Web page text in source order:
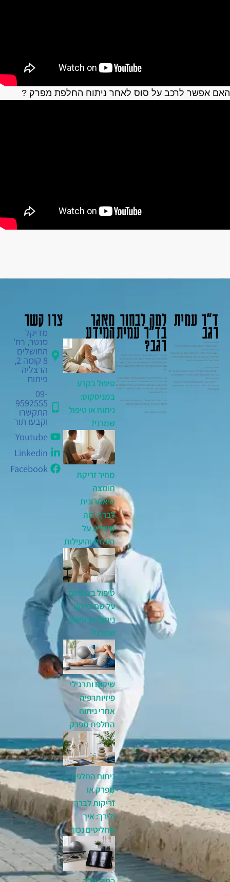
האם אפשר לרכב על סוס לאחר ניתוח החלפת מפרק ?
ד"ר עמית
רגב
בתחום מומחיותו:
– ניתוחי החלפת פרקים ראשונית וכן החלפות חוזרות
(רוויזיות) של תותבות.
– מבצע ניתוחי החלפת ברך והחלפת מפרק ירך בבית חולים
מאיר בכפר סבא, במדיקל סנטר בהרצליה (למבוטחי כללית
מושלם, קופ"ח לאומית וחברות הביטוח).
מטופלים מספרים:
– רוצה לפרגן ולומר תודה לד"ר עמית רגב על הניתוח שידי זהב
עשו אותו ושאתה רופא אנושי ומצויין. מי יתן וירבו רופאים
כמותך בישראל !
– ד"ר עמית רגב, תודה על הטיפול המסור. היחס האכפתי
שנתת לי, והכי חשוב תודה שבזכותך אוכל לחזור ולתפקד
באופן נורמלי !
למה לבחור
בד"ר עמית
רגב?
ד"ר עמית רגב, אורטופד מומחה בהרצליה, בעל ניסיון של
למעלה משני עשורים של ניסיון בכירורגיה אורתופדית, עם
התמחות מיוחדת בהחלפת מפרקים. את ניסיונו המקצועי רכש
בעבודתו כמומחה בכיר ביחידה להחלפת מפרקים בבית החולים
מאיר.
ד"ר רגב השלים התמחות-על בתחום החלפת מפרקים בקנדה,
לצד השתלמויות מתקדמות בגרמניה ובאוסטריה. מלבד הליכים
כירורגיים, הוא מציע מגוון פתרונות לא ניתוחיים לטיפול בכאבי
מפרקים, מתוך גישה הוליסטית שמטרתה להתאים לכל מטופל
את הפתרון הטוב ביותר.
ד"ר רגב דוגל ביחס אישי ולבבי, ומתאים את הטיפול על פי
ההיסטוריה הרפואית, אורח החיים והעדפות המטופל.
אל תדחו את הטיפול בכאב.
מאגר
המידע
טיפול בקרע
במניסקוס:
ניתוח או טיפול
שמרני?
מחיר זריקת
חומצה
היאלורונית
לברך: מה
משפיע על
העלות והיעילות
טיפול בציסטה
על שם בייקר:
ניתוח או טיפול
שמרני?
שיקום ותרגילי
פיזיותרפיה
אחרי ניתוח
החלפת מפרק
ניתוח החלפת
מפרק או
זריקות לברך
ולירך: איך
מחליטים נכון?
צרו קשר
מדיקל
סנטר, רח'
החושלים
8 קומה 2,
הרצליה
פיתוח
09-
9592555
התקשרו
וקבעו תור
Youtube
Linkedin
Facebook